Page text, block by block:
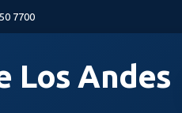
7700
Los Andes